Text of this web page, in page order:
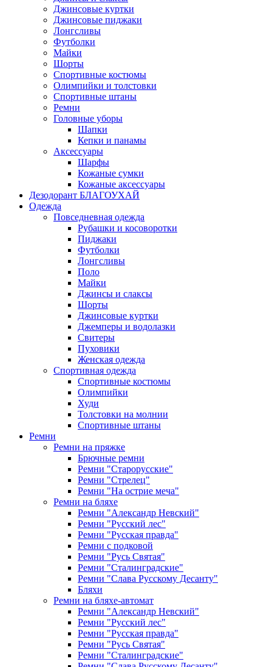
Джинсовые куртки
Джинсовые пиджаки
Лонгсливы
Футболки
Майки
Шорты
Спортивные костюмы
Олимпийки и толстовки
Спортивные штаны
Ремни
Головные уборы
Шапки
Кепки и панамы
Аксессуары
Шарфы
Кожаные сумки
Кожаные аксессуары
Дезодорант БЛАГОУХАЙ
Одежда
Повседневная одежда
Рубашки и косоворотки
Пиджаки
Футболки
Лонгсливы
Поло
Майки
Джинсы и слаксы
Шорты
Джинсовые куртки
Джемперы и водолазки
Свитеры
Пуховики
Женская одежда
Спортивная одежда
Спортивные костюмы
Олимпийки
Худи
Толстовки на молнии
Спортивные штаны
Ремни
Ремни на пряжке
Брючные ремни
Ремни "Старорусские"
Ремни "Стрелец"
Ремни "На острие меча"
Ремни на бляхе
Ремни "Александр Невский"
Ремни "Русский лес"
Ремни "Русская правда"
Ремни с подковой
Ремни "Русь Святая"
Ремни "Сталинградские"
Ремни "Слава Русскому Десанту"
Бляхи
Ремни на бляхе-автомат
Ремни "Александр Невский"
Ремни "Русский лес"
Ремни "Русская правда"
Ремни "Русь Святая"
Ремни "Сталинградские"